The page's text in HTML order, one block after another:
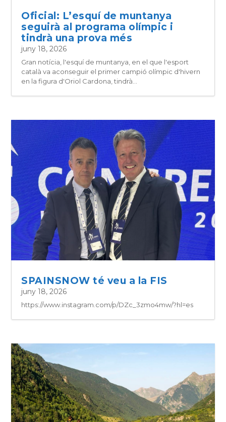
Oficial: L’esquí de muntanya
seguirà al programa olímpic i
tindrà una prova més
juny 18, 2026
Gran notícia, l'esquí de muntanya, en el que l'esport
català va aconseguir el primer campió olímpic d'hivern
en la figura d'Oriol Cardona, tindrà...
SPAINSNOW té veu a la FIS
juny 18, 2026
https://www.instagram.com/p/DZc_3zmo4mw/?hl=es